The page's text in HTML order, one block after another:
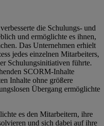
die Schulungs- und
und ermöglichte es ihnen,
Das Unternehmen erhielt
jedes einzelnen Mitarbeiters,
Schulungsinitiativen führte.
SCORM-Inhalte
Inhalte ohne größere
Übergang ermöglichte
es den Mitarbeitern, ihre
und sich dabei auf ihre